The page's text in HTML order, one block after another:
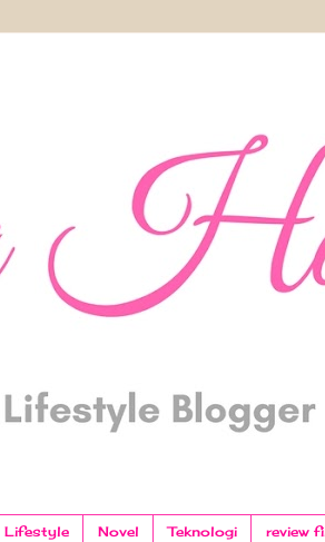
Lifestyle Novel Teknologi review